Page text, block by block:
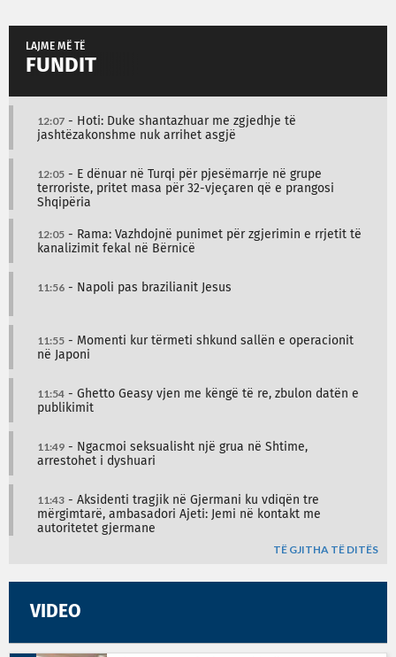
LAJME MË TË
FUNDIT
12:07 - Hoti: Duke shantazhuar me zgjedhje të
jashtëzakonshme nuk arrihet asgjë
12:05 - E dënuar në Turqi për pjesëmarrje në grupe
terroriste, pritet masa për 32-vjeçaren që e prangosi
Shqipëria
12:05 - Rama: Vazhdojnë punimet për zgjerimin e rrjetit të
kanalizimit fekal në Bërnicë
11:56 - Napoli pas brazilianit Jesus
11:55 - Momenti kur tërmeti shkund sallën e operacionit
në Japoni
11:54 - Ghetto Geasy vjen me këngë të re, zbulon datën e
publikimit
11:49 - Ngacmoi seksualisht një grua në Shtime,
arrestohet i dyshuari
11:43 - Aksidenti tragjik në Gjermani ku vdiqën tre
mërgimtarë, ambasadori Ajeti: Jemi në kontakt me
autoritetet gjermane
TË GJITHA TË DITËS
VIDEO